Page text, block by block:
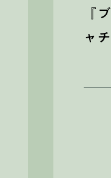
『
ャ